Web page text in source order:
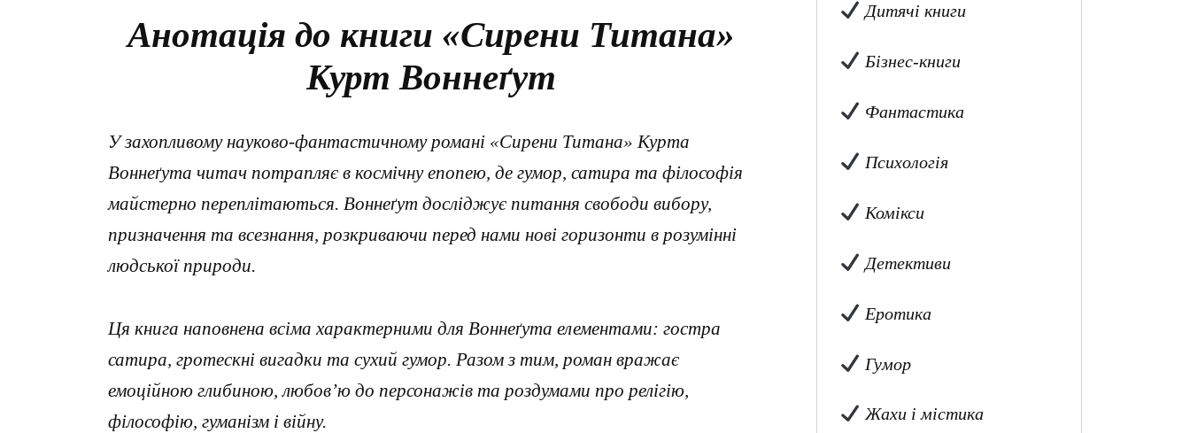
Анотація до книги «Сирени Титана»
Курт Воннеґут
У захопливому науково-фантастичному романі «Сирени Титана» Курта
Воннеґута читач потрапляє в космічну епопею, де гумор, сатира та філософія
майстерно переплітаються. Воннеґут досліджує питання свободи вибору,
призначення та всезнання, розкриваючи перед нами нові горизонти в розумінні
людської природи.
Ця книга наповнена всіма характерними для Воннеґута елементами: гостра
сатира, гротескні вигадки та сухий гумор. Разом з тим, роман вражає
емоційною глибиною, любов’ю до персонажів та роздумами про релігію,
філософію, гуманізм і війну.
Дитячі книги
Бізнес-книги
Фантастика
Психологія
Комікси
Детективи
Еротика
Гумор
Жахи і містика